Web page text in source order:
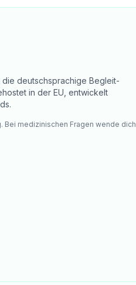
die deutschsprachige Begleit-
in der EU, entwickelt
Bei medizinischen Fragen wende dich